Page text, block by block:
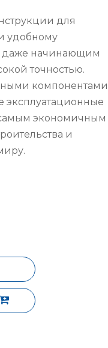
для
удобному
даже начинающим
точностью.
компонентами
эксплуатационные
самым экономичным
и